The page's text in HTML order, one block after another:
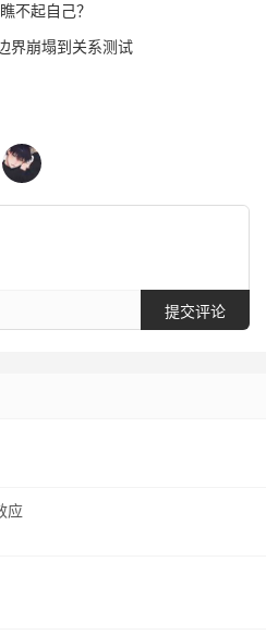
不起自己？
界崩塌到关系测试
提交评论
应